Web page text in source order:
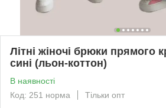
Літні жіночі брюки прямого
сині (льон-коттон)
В наявності
Код: 251 норма
Тільки опт